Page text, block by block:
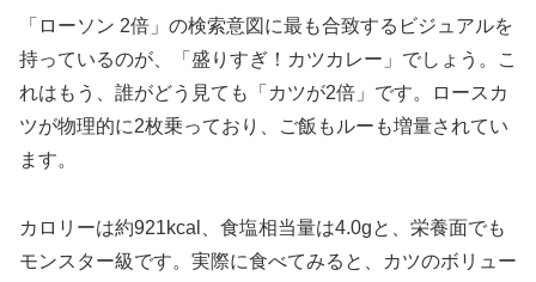
「ローソン 2倍」の検索意図に最も合致するビジュアルを
持っているのが、「盛りすぎ！カツカレー」でしょう。こ
れはもう、誰がどう見ても「カツが2倍」です。ロースカ
ツが物理的に2枚乗っており、ご飯もルーも増量されてい
ます。
カロリーは約921kcal、食塩相当量は4.0gと、栄養面でも
モンスター級です。実際に食べてみると、カツのボリュー